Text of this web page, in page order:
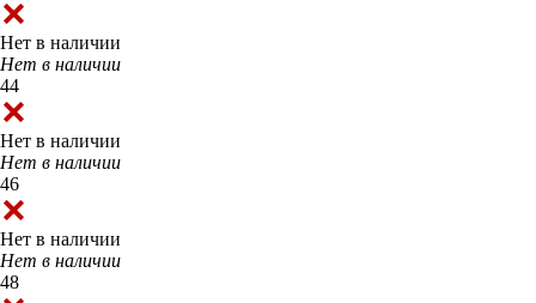
Нет в наличии
Нет в наличии
44
Нет в наличии
Нет в наличии
46
Нет в наличии
Нет в наличии
48